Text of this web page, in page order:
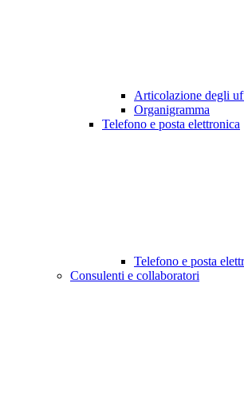
Articolazione degli
Organigramma
Telefono e posta elettronica
Telefono e posta
Consulenti e collaboratori